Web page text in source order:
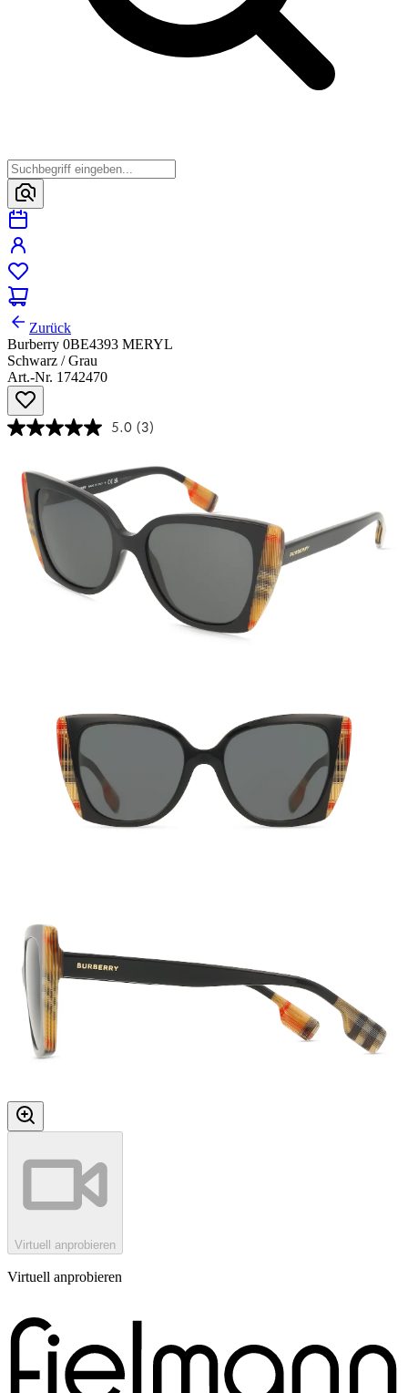
Zurück
Burberry 0BE4393 MERYL
Schwarz / Grau
Art.-Nr. 1742470
5.0 (3)
Virtuell anprobieren
Virtuell anprobieren